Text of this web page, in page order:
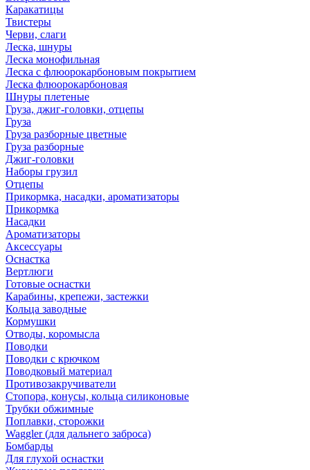
Каракатицы
Твистеры
Черви, слаги
Леска, шнуры
Леска монофильная
Леска с флюорокарбоновым покрытием
Леска флюорокарбоновая
Шнуры плетеные
Груза, джиг-головки, отцепы
Груза
Груза разборные цветные
Груза разборные
Джиг-головки
Наборы грузил
Отцепы
Прикормка, насадки, ароматизаторы
Прикормка
Насадки
Ароматизаторы
Аксессуары
Оснастка
Вертлюги
Готовые оснастки
Карабины, крепежи, застежки
Кольца заводные
Кормушки
Отводы, коромысла
Поводки
Поводки с крючком
Поводковый материал
Противозакручиватели
Стопора, конусы, кольца силиконовые
Трубки обжимные
Поплавки, сторожки
Waggler (для дальнего заброса)
Бомбарды
Для глухой оснастки